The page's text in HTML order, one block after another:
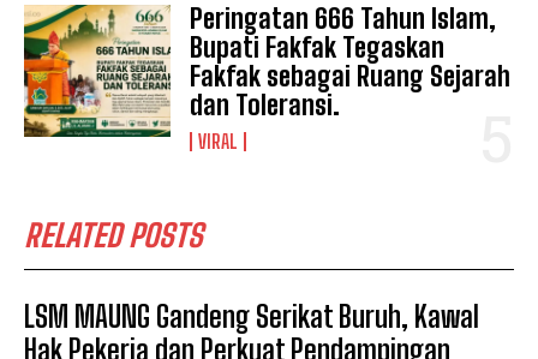
Peringatan 666 Tahun Islam,
Bupati Fakfak Tegaskan
Fakfak sebagai Ruang Sejarah
dan Toleransi.
VIRAL
RELATED POSTS
LSM MAUNG Gandeng Serikat Buruh, Kawal
Hak Pekerja dan Perkuat Pendampingan